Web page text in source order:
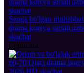
Senga bo'lgan
drama koreya seriali
skachat
Сериалы